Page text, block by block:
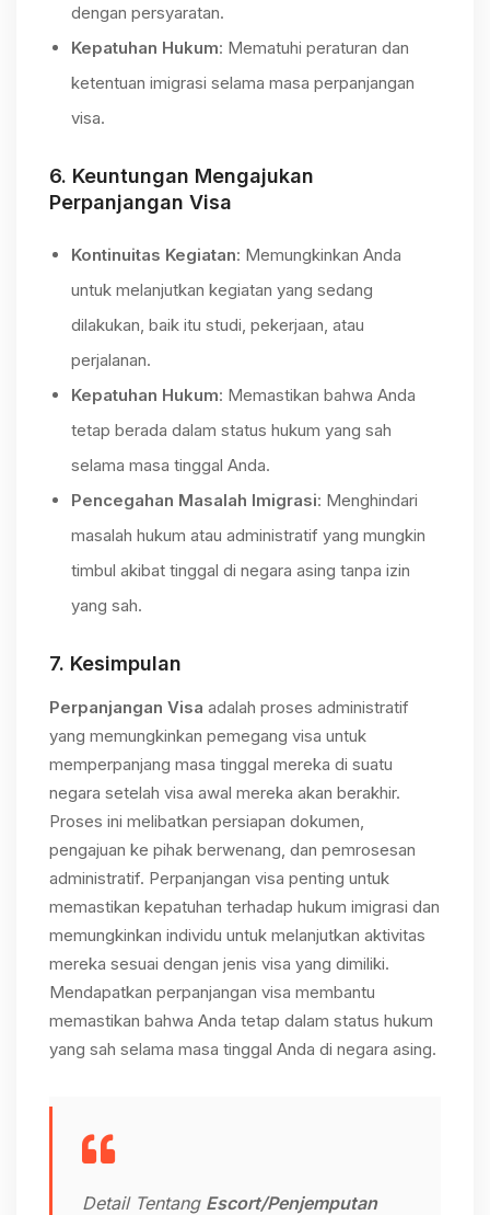
dengan persyaratan.
Kepatuhan Hukum: Mematuhi peraturan dan
ketentuan imigrasi selama masa perpanjangan
visa.
6. Keuntungan Mengajukan
Perpanjangan Visa
Kontinuitas Kegiatan: Memungkinkan Anda
untuk melanjutkan kegiatan yang sedang
dilakukan, baik itu studi, pekerjaan, atau
perjalanan.
Kepatuhan Hukum: Memastikan bahwa Anda
tetap berada dalam status hukum yang sah
selama masa tinggal Anda.
Pencegahan Masalah Imigrasi: Menghindari
masalah hukum atau administratif yang mungkin
timbul akibat tinggal di negara asing tanpa izin
yang sah.
7. Kesimpulan
Perpanjangan Visa adalah proses administratif
yang memungkinkan pemegang visa untuk
memperpanjang masa tinggal mereka di suatu
negara setelah visa awal mereka akan berakhir.
Proses ini melibatkan persiapan dokumen,
pengajuan ke pihak berwenang, dan pemrosesan
administratif. Perpanjangan visa penting untuk
memastikan kepatuhan terhadap hukum imigrasi dan
memungkinkan individu untuk melanjutkan aktivitas
mereka sesuai dengan jenis visa yang dimiliki.
Mendapatkan perpanjangan visa membantu
memastikan bahwa Anda tetap dalam status hukum
yang sah selama masa tinggal Anda di negara asing.
Detail Tentang Escort/Penjemputan